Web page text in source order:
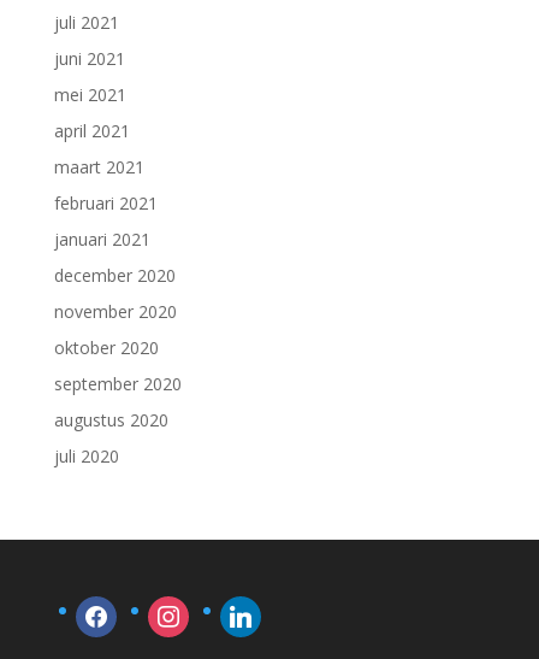
juli 2021
juni 2021
mei 2021
april 2021
maart 2021
februari 2021
januari 2021
december 2020
november 2020
oktober 2020
september 2020
augustus 2020
juli 2020
facebook instagramlinkedin